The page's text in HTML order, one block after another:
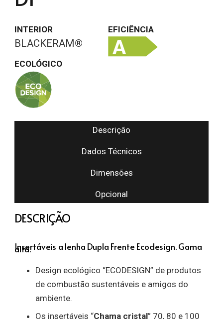
INTERIOR
BLACKERAM®
EFICIÊNCIA
ECOLÓGICO
Descrição
Dados Técnicos
Dimensões
Opcional
DESCRIÇÃO
Insertáveis a lenha Dupla Frente Ecodesign. Gama
alta.
Design ecológico “ECODESIGN” de produtos
de combustão sustentáveis e amigos do
ambiente.
Os insertáveis “Chama cristal” 70, 80 e 100